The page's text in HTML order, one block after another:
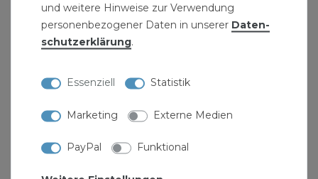
TecLine Premium-Seifenreiniger/-Steinseife 1 L
8,25 € *
und weitere Hinweise zur Verwendung
personenbezogener Daten in unserer Daten­
schutz­erklärung.
Essenziell Statistik
Marketing Externe Medien
PayPal Funktional